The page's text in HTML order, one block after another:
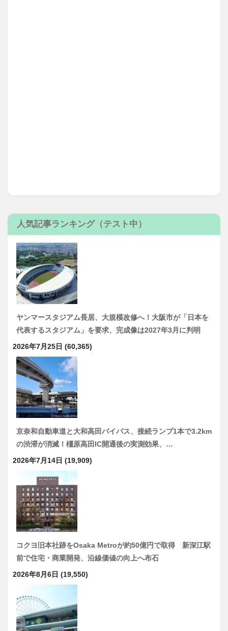
人気記事ランキング（テスト中）
ヤンマースタジアム長居、大規模改修へ！大阪市が「日本を
代表するスタジアム」を要求、完成像は2027年3月に判明
2026年7月25日 (60,365)
京奈和自動車道と大和高田バイパス、接続ランプ1本で3.2km
の渋滞が消滅！橿原高田IC開通後の実測効果、…
2026年7月14日 (19,909)
コクヨ旧本社跡をOsaka Metroが約50億円で取得 新深江駅
前で住宅・商業開発、沿線価値の向上へ布石
2026年8月6日 (19,550)